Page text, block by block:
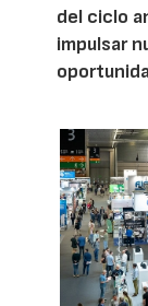
del ciclo
impulsar